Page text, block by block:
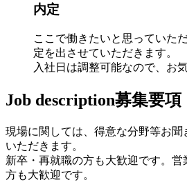
内定
ここで働きたいと思っていた
定を出させていただきます。
入社日は調整可能なので、お
Job description募集要項
現場に関しては、得意な分野等お聞
いただきます。
新卒・再就職の方も大歓迎です。
方も大歓迎です。